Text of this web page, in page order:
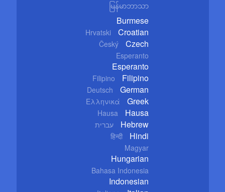
မြန်မာဘာသာ
Burmese
Hrvatski Croatian
Český Czech
Esperanto
Esperanto
Filipino Filipino
Deutsch German
Ελληνικά Greek
Hausa Hausa
עברית Hebrew
हिन्दी Hindi
Magyar
Hungarian
Bahasa Indonesia
Indonesian